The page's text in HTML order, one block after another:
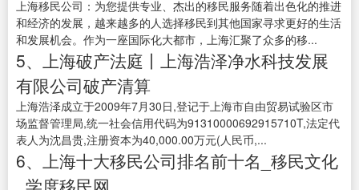
上海移民公司：为您提供专业、杰出的移民服务随着出色化的推进
和经济的发展，越来越多的人选择移民到其他国家寻求更好的生活
和发展机会。作为一座国际化大都市，上海汇聚了众多的移...
5、上海破产法庭丨上海浩泽净水科技发展
有限公司破产清算
上海浩泽成立于2009年7月30日,登记于上海市自由贸易试验区市
场监督管理局,统一社会信用代码为91310000692915710T,法定代
表人为沈昌贵,注册资本为40,000.00万元(人民币,...
6、上海十大移民公司排名前十名_移民文化